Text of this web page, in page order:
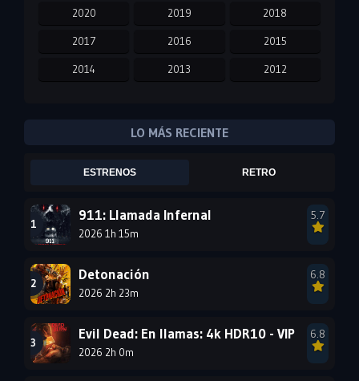
2020 2019 2018
2017 2016 2015
2014 2013 2012
1999 1998
1996
1990
1984
LO MÁS RECIENTE
ESTRENOS RETRO
911: Llamada Infernal
2026 1h 15m
5.7
Detonación
2026 2h 23m
6.8
Evil Dead: En llamas: 4k HDR10 - VIP
2026 2h 0m
6.8